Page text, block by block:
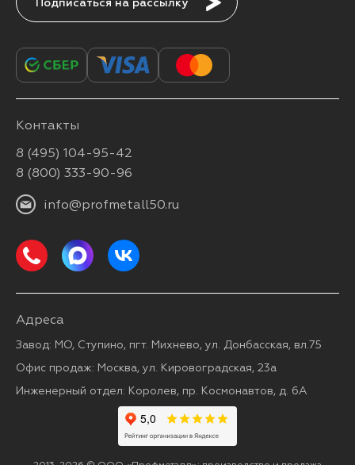
Подписаться
Контакты
8 (495) 104-95-42
8 (800) 333-90-96
info@profmetall50.ru
Адреса
Завод: МО, Ступино, пгт. Михнево, ул. Донбасская, вл.75
Офис продаж: Москва, ул. Кировоградская, 23а
Инженерный отдел: Королев, пр. Космонавтов, д. 6А